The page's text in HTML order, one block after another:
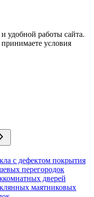
удобной работы сайта.
условия
с дефектом покрытия
перегородок
дверей
маятниковых